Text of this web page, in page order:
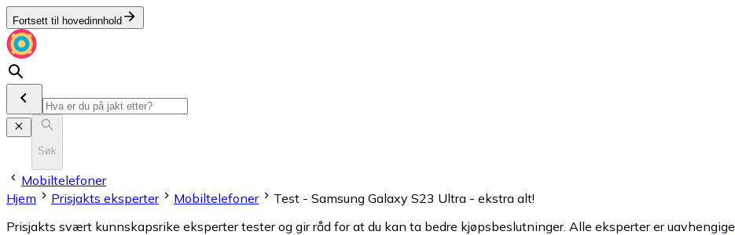
Fortsett til hovedinnhold
Søk
Mobiltelefoner
Hjem
Prisjakts eksperter Mobiltelefoner
Test - Samsung Galaxy S23 Ultra - ekstra alt!
Prisjakts svært kunnskapsrike eksperter tester og gir råd for at du kan ta bedre kjøpsbeslutninger. Alle eksperter er uavhengige.